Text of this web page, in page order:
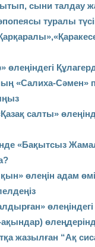
сыни талдау
туралы
өлеңіндегі
«Салиха-Сәмен»
салты»
«Бақытсыз
өлеңін адам
ақындар)
жазылған “Ақ